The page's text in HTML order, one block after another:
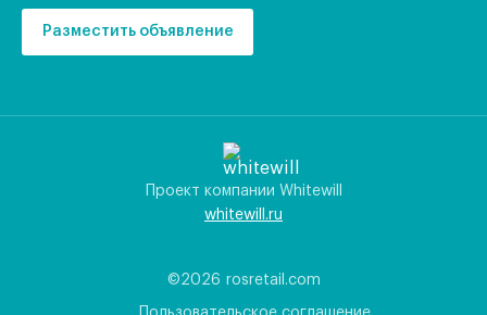
Разместить объявление
©2026 rosretail.com
Проект компании Whitewill
whitewill.ru